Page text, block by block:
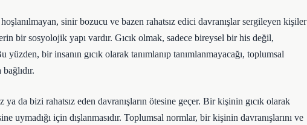
sinir bozucu ve bazen rahatsız edici davranışlar sergileyen kişiler
bir sosyolojik yapı vardır. Gıcık olmak, sadece bireysel bir his değil,
yüzden, bir insanın gıcık olarak tanımlanıp tanımlanmayacağı, toplumsal
ya da bizi rahatsız eden davranışların ötesine geçer. Bir kişinin gıcık olarak
uymadığı için dışlanmasıdır. Toplumsal normlar, bir kişinin davranışlarını ve